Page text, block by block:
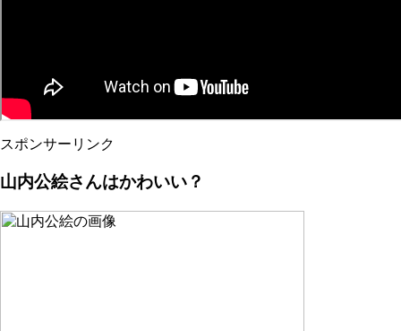
スポンサーリンク
山内公絵さんはかわいい？